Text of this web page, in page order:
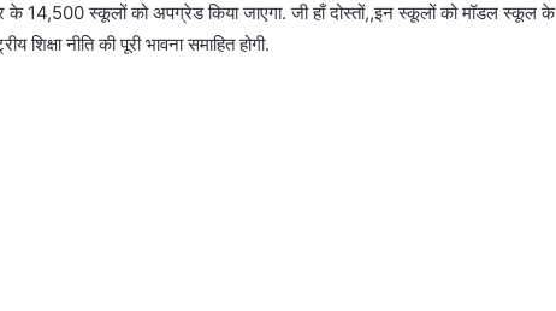
के 14,500 स्कूलों को अपग्रेड किया जाएगा. जी हाँ दोस्तों,,इन स्कूलों को मॉडल स्कूल के
नीति की पूरी भावना समाहित होगी.